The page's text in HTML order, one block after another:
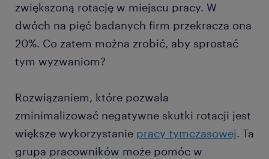
zwiększoną rotację w miejscu pracy. W
dwóch na pięć badanych firm przekracza ona
20%. Co zatem można zrobić, aby sprostać
tym wyzwaniom?
Rozwiązaniem, które pozwala
zminimalizować negatywne skutki rotacji jest
większe wykorzystanie pracy tymczasowej. Ta
grupa pracowników może pomóc w